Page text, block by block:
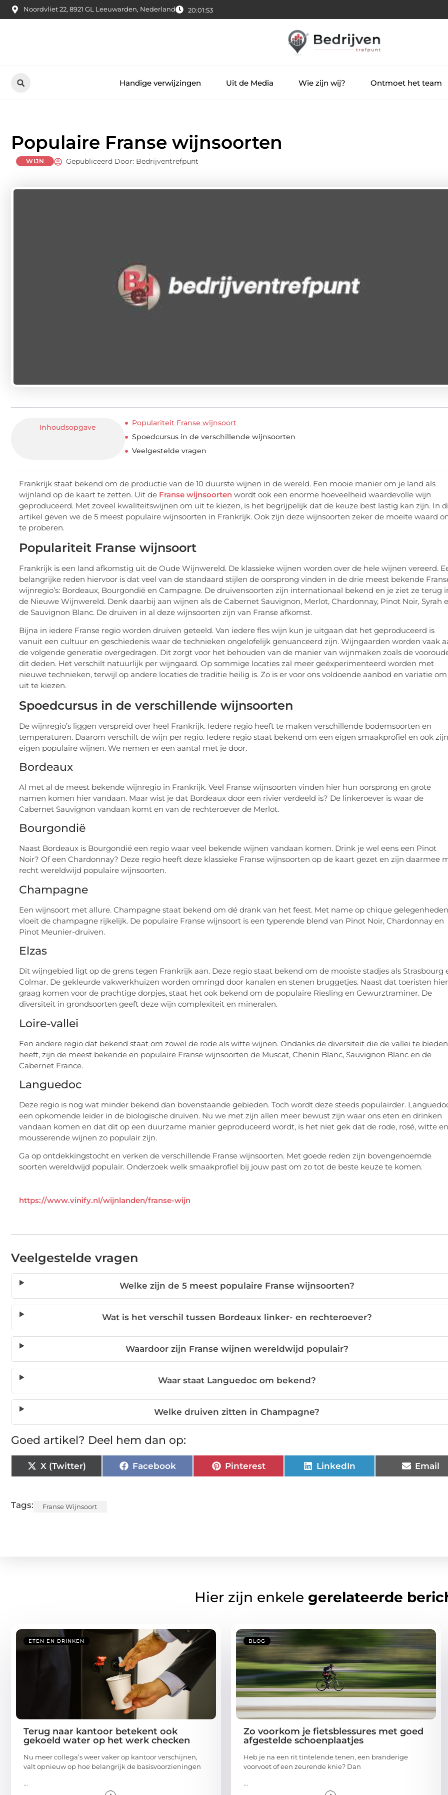
Noordvliet 22, 8921 GL Leeuwarden, Nederland 20:01:54
Handige verwijzingen Uit de Media Wie zijn wij? Ontmoet het team
Populaire Franse wijnsoorten
WIJN Gepubliceerd Door: Bedrijventrefpunt
Inhoudsopgave
Populariteit Franse wijnsoort
Spoedcursus in de verschillende wijnsoorten
Veelgestelde vragen
Frankrijk staat bekend om de productie van de 10 duurste wijnen in de wereld. Een mooie manier om je land als
wijnland op de kaart te zetten. Uit de Franse wijnsoorten wordt ook een enorme hoeveelheid waardevolle wijn
geproduceerd. Met zoveel kwaliteitswijnen om uit te kiezen, is het begrijpelijk dat de keuze best lastig kan zijn. In
artikel geven we de 5 meest populaire wijnsoorten in Frankrijk. Ook zijn deze wijnsoorten zeker de moeite waard
te proberen.
Populariteit Franse wijnsoort
Frankrijk is een land afkomstig uit de Oude Wijnwereld. De klassieke wijnen worden over de hele wijnen vereerd.
belangrijke reden hiervoor is dat veel van de standaard stijlen de oorsprong vinden in de drie meest bekende
wijnregio’s: Bordeaux, Bourgondië en Campagne. De druivensoorten zijn internationaal bekend en je ziet ze terug
de Nieuwe Wijnwereld. Denk daarbij aan wijnen als de Cabernet Sauvignon, Merlot, Chardonnay, Pinot Noir, Syrah
de Sauvignon Blanc. De druiven in al deze wijnsoorten zijn van Franse afkomst.
Bijna in iedere Franse regio worden druiven geteeld. Van iedere fles wijn kun je uitgaan dat het geproduceerd is
vanuit een cultuur en geschiedenis waar de technieken ongelofelijk genuanceerd zijn. Wijngaarden worden vaak
de volgende generatie overgedragen. Dit zorgt voor het behouden van de manier van wijnmaken zoals de
dit deden. Het verschilt natuurlijk per wijngaard. Op sommige locaties zal meer geëxperimenteerd worden met
nieuwe technieken, terwijl op andere locaties de traditie heilig is. Zo is er voor ons voldoende aanbod en variatie om
uit te kiezen.
Spoedcursus in de verschillende wijnsoorten
De wijnregio’s liggen verspreid over heel Frankrijk. Iedere regio heeft te maken verschillende bodemsoorten en
temperaturen. Daarom verschilt de wijn per regio. Iedere regio staat bekend om een eigen smaakprofiel en ook zijn
eigen populaire wijnen. We nemen er een aantal met je door.
Bordeaux
Al met al de meest bekende wijnregio in Frankrijk. Veel Franse wijnsoorten vinden hier hun oorsprong en grote
namen komen hier vandaan. Maar wist je dat Bordeaux door een rivier verdeeld is? De linkeroever is waar de
Cabernet Sauvignon vandaan komt en van de rechteroever de Merlot.
Bourgondië
Naast Bordeaux is Bourgondië een regio waar veel bekende wijnen vandaan komen. Drink je wel eens een Pinot
Noir? Of een Chardonnay? Deze regio heeft deze klassieke Franse wijnsoorten op de kaart gezet en zijn daarmee
recht wereldwijd populaire wijnsoorten.
Champagne
Een wijnsoort met allure. Champagne staat bekend om dé drank van het feest. Met name op chique gelegenheden
vloeit de champagne rijkelijk. De populaire Franse wijnsoort is een typerende blend van Pinot Noir, Chardonnay en
Pinot Meunier-druiven.
Elzas
Dit wijngebied ligt op de grens tegen Frankrijk aan. Deze regio staat bekend om de mooiste stadjes als Strasbourg
Colmar. De gekleurde vakwerkhuizen worden omringd door kanalen en stenen bruggetjes. Naast dat toeristen hier
graag komen voor de prachtige dorpjes, staat het ook bekend om de populaire Riesling en Gewurztraminer. De
diversiteit in grondsoorten geeft deze wijn complexiteit en mineralen.
Loire-vallei
Een andere regio dat bekend staat om zowel de rode als witte wijnen. Ondanks de diversiteit die de vallei te bieden
heeft, zijn de meest bekende en populaire Franse wijnsoorten de Muscat, Chenin Blanc, Sauvignon Blanc en de
Cabernet France.
Languedoc
Deze regio is nog wat minder bekend dan bovenstaande gebieden. Toch wordt deze steeds populairder.
een opkomende leider in de biologische druiven. Nu we met zijn allen meer bewust zijn waar ons eten en drinken
vandaan komen en dat dit op een duurzame manier geproduceerd wordt, is het niet gek dat de rode, rosé, witte en
mousserende wijnen zo populair zijn.
Ga op ontdekkingstocht en verken de verschillende Franse wijnsoorten. Met goede reden zijn bovengenoemde
soorten wereldwijd populair. Onderzoek welk smaakprofiel bij jouw past om zo tot de beste keuze te komen.
https://www.vinify.nl/wijnlanden/franse-wijn
Veelgestelde vragen
Welke zijn de 5 meest populaire Franse wijnsoorten?
Wat is het verschil tussen Bordeaux linker- en rechteroever?
Waardoor zijn Franse wijnen wereldwijd populair?
Waar staat Languedoc om bekend?
Welke druiven zitten in Champagne?
Goed artikel? Deel hem dan op:
X (Twitter) Facebook Pinterest LinkedIn Email
Tags: Franse Wijnsoort
Hier zijn enkele gerelateerde
ETEN EN DRINKEN
Terug naar kantoor betekent ook
gekoeld water op het werk checken
Nu meer collega’s weer vaker op kantoor verschijnen,
valt opnieuw op hoe belangrijk de basisvoorzieningen
...
BLOG
Zo voorkom je fietsblessures met goed
afgestelde schoenplaatjes
Heb je na een rit tintelende tenen, een branderige
voorvoet of een zeurende knie? Dan
...